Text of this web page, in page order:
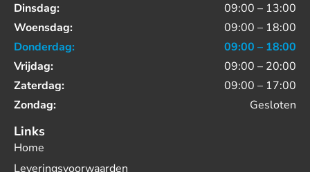
Dinsdag:
09:00 – 13:00
Woensdag:
09:00 – 18:00
Donderdag:
09:00 – 18:00
Vrijdag:
09:00 – 20:00
Zaterdag:
09:00 – 17:00
Zondag:
Gesloten
Links
Home
Leveringsvoorwaarden